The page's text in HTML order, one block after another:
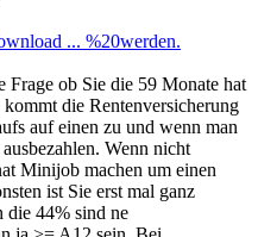
... %20werden.
Frage ob Sie die 59 Monate hat
die Rentenversicherung
auf einen zu und wenn man
Wenn nicht
Minijob machen um einen
ist Sie erst mal ganz
die 44% sind ne